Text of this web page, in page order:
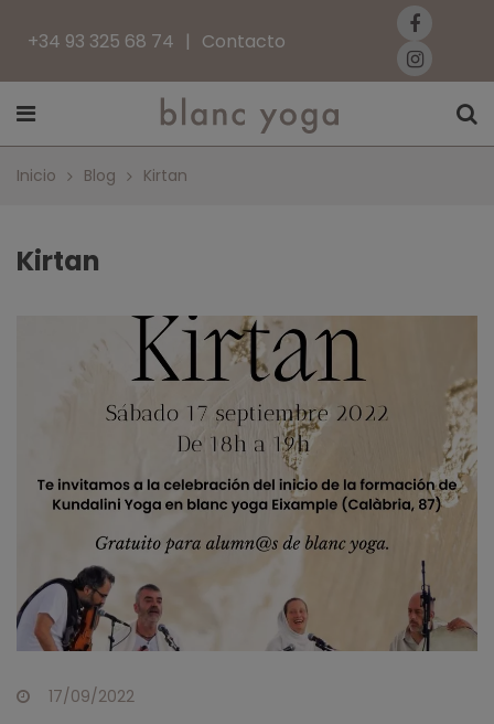
+34 93 325 68 74 Contacto
Inicio Blog Kirtan
Kirtan
17/09/2022